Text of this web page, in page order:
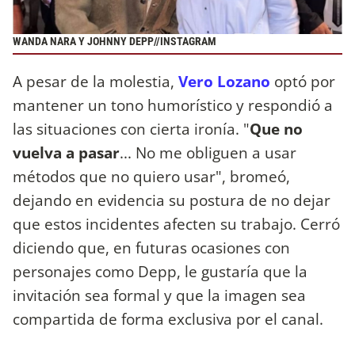
WANDA NARA Y JOHNNY DEPP//INSTAGRAM
A pesar de la molestia, Vero Lozano optó por
mantener un tono humorístico y respondió a
las situaciones con cierta ironía. "Que no
vuelva a pasar... No me obliguen a usar
métodos que no quiero usar", bromeó,
dejando en evidencia su postura de no dejar
que estos incidentes afecten su trabajo. Cerró
diciendo que, en futuras ocasiones con
personajes como Depp, le gustaría que la
invitación sea formal y que la imagen sea
compartida de forma exclusiva por el canal.